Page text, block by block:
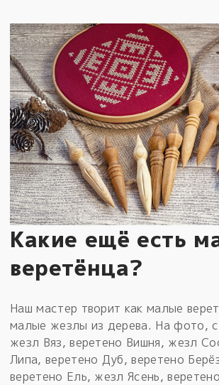
Какие ещё есть
веретёнца?
Наш мастер творит как малые
малые жезлы из дерева. На фото,
жезл Вяз, веретено Вишня, жезл
Липа, веретено Дуб, веретено
веретено Ель, жезл Ясень,